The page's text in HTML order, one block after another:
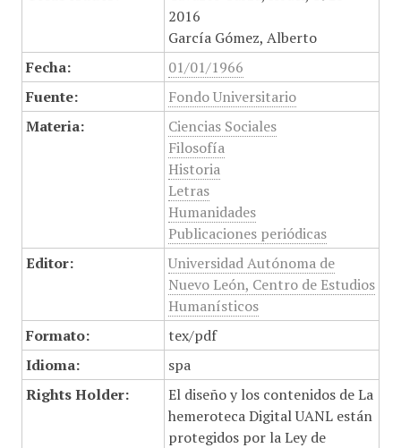
2016
García Gómez, Alberto
Fecha:
01/01/1966
Fuente:
Fondo Universitario
Materia:
Ciencias Sociales
Filosofía
Historia
Letras
Humanidades
Publicaciones periódicas
Editor:
Universidad Autónoma de
Nuevo León, Centro de Estudios
Humanísticos
Formato:
tex/pdf
Idioma:
spa
Rights Holder:
El diseño y los contenidos de La
hemeroteca Digital UANL están
protegidos por la Ley de